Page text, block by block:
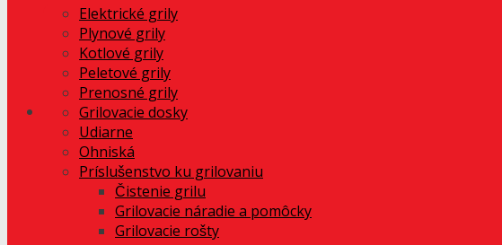
Elektrické grily
Plynové grily
Kotlové grily
Peletové grily
Prenosné grily
Grilovacie dosky
Udiarne
Ohniská
Príslušenstvo ku grilovaniu
Čistenie grilu
Grilovacie náradie a pomôcky
Grilovacie rošty